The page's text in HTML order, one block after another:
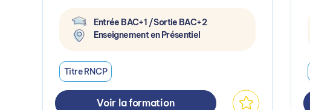
Entrée BAC+1 / Sortie BAC+2
Enseignement en Présentiel
Titre RNCP
Voir la formation